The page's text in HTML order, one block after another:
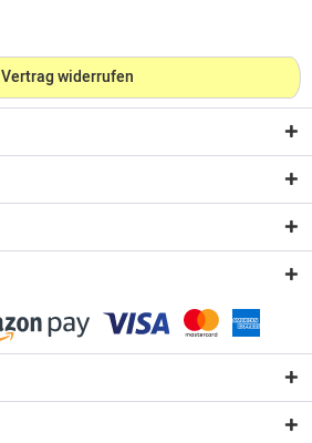
Vertrag widerrufen